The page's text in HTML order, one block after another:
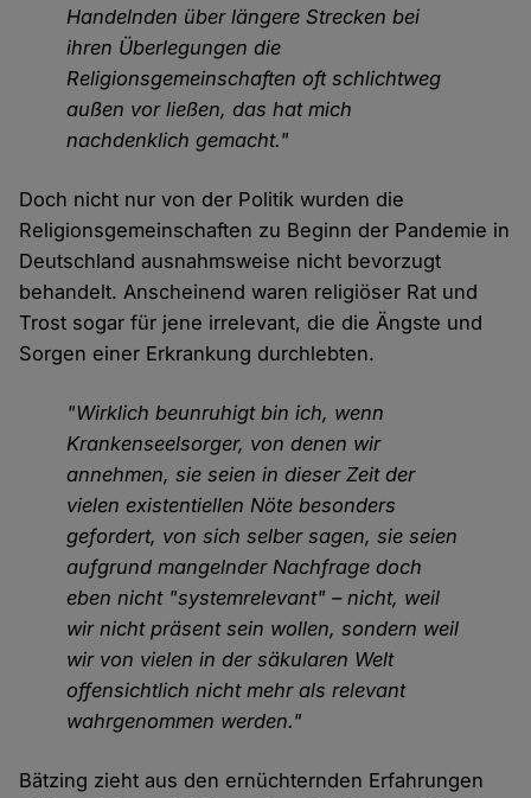
Handelnden über längere Strecken bei
ihren Überlegungen die
Religionsgemeinschaften oft schlichtweg
außen vor ließen, das hat mich
nachdenklich gemacht."
Doch nicht nur von der Politik wurden die
Religionsgemeinschaften zu Beginn der Pandemie in
Deutschland ausnahmsweise nicht bevorzugt
behandelt. Anscheinend waren religiöser Rat und
Trost sogar für jene irrelevant, die die Ängste und
Sorgen einer Erkrankung durchlebten.
"Wirklich beunruhigt bin ich, wenn
Krankenseelsorger, von denen wir
annehmen, sie seien in dieser Zeit der
vielen existentiellen Nöte besonders
gefordert, von sich selber sagen, sie seien
aufgrund mangelnder Nachfrage doch
eben nicht "systemrelevant" – nicht, weil
wir nicht präsent sein wollen, sondern weil
wir von vielen in der säkularen Welt
offensichtlich nicht mehr als relevant
wahrgenommen werden."
Bätzing zieht aus den ernüchternden Erfahrungen